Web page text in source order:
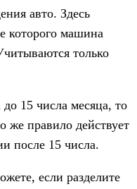
авто. Здесь
которого машина
только
15 числа месяца, то
же правило действует
после 15 числа.
если разделите